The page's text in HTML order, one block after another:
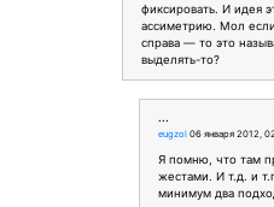
фиксировать. И идея
ассиметрию. Мол
справа — то это
выделять-то?
...
eugzol 06 января 2012,
Я помню, что там
жестами. И т.д. и
минимум два